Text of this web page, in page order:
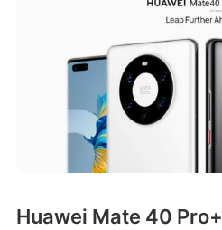
Huawei Mate 40 Pro+